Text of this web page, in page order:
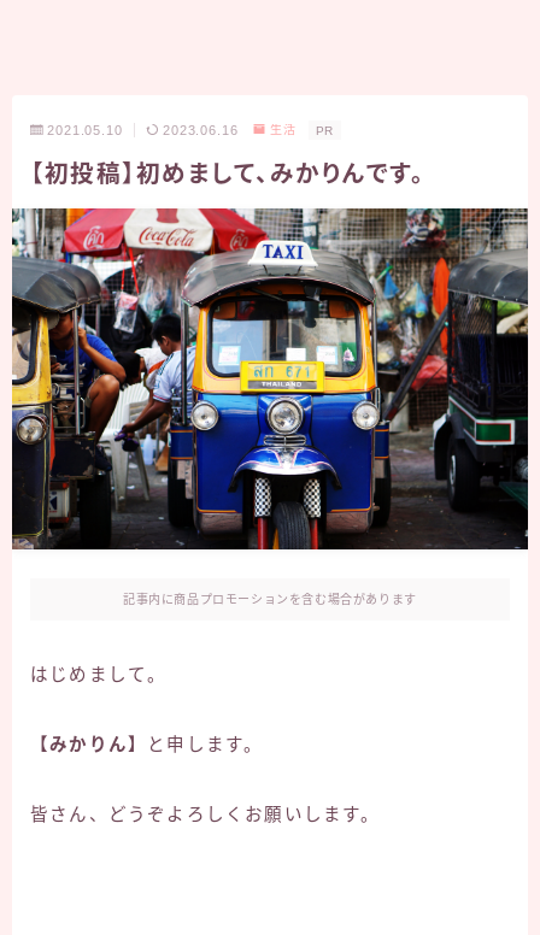
2021.05.10 2023.06.16 生活 PR
【初投稿】初めまして、みかりんです。
記事内に商品プロモーションを含む場合があります
はじめまして。
【みかりん】 と申します。
皆さん、どうぞよろしくお願いします。